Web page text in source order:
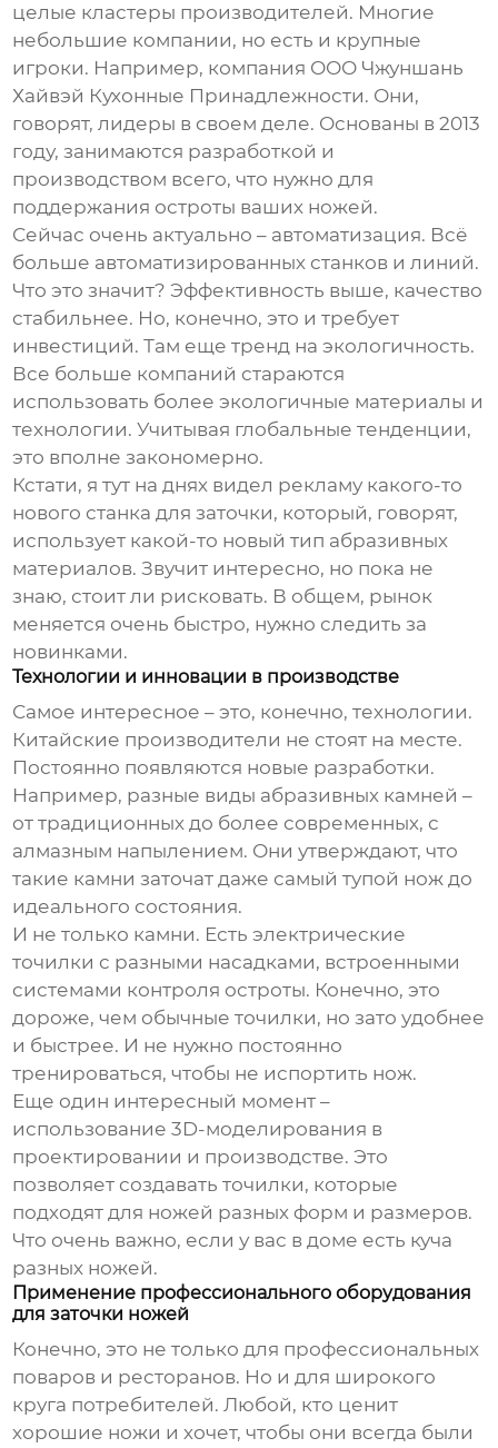
целые кластеры производителей. Многие
небольшие компании, но есть и крупные
игроки. Например, компания ООО Чжуншань
Хайвэй Кухонные Принадлежности. Они,
говорят, лидеры в своем деле. Основаны в 2013
году, занимаются разработкой и
производством всего, что нужно для
поддержания остроты ваших ножей.
Сейчас очень актуально – автоматизация. Всё
больше автоматизированных станков и линий.
Что это значит? Эффективность выше, качество
стабильнее. Но, конечно, это и требует
инвестиций. Там еще тренд на экологичность.
Все больше компаний стараются
использовать более экологичные материалы и
технологии. Учитывая глобальные тенденции,
это вполне закономерно.
Кстати, я тут на днях видел рекламу какого-то
нового станка для заточки, который, говорят,
использует какой-то новый тип абразивных
материалов. Звучит интересно, но пока не
знаю, стоит ли рисковать. В общем, рынок
меняется очень быстро, нужно следить за
новинками.
Технологии и инновации в производстве
Самое интересное – это, конечно, технологии.
Китайские производители не стоят на месте.
Постоянно появляются новые разработки.
Например, разные виды абразивных камней –
от традиционных до более современных, с
алмазным напылением. Они утверждают, что
такие камни заточат даже самый тупой нож до
идеального состояния.
И не только камни. Есть электрические
точилки с разными насадками, встроенными
системами контроля остроты. Конечно, это
дороже, чем обычные точилки, но зато удобнее
и быстрее. И не нужно постоянно
тренироваться, чтобы не испортить нож.
Еще один интересный момент –
использование 3D-моделирования в
проектировании и производстве. Это
позволяет создавать точилки, которые
подходят для ножей разных форм и размеров.
Что очень важно, если у вас в доме есть куча
разных ножей.
Применение профессионального оборудования
для заточки ножей
Конечно, это не только для профессиональных
поваров и ресторанов. Но и для широкого
круга потребителей. Любой, кто ценит
хорошие ножи и хочет, чтобы они всегда были